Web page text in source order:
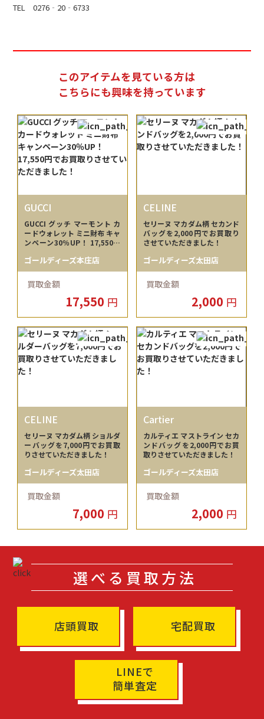
TEL 0276‐20‐6733
このアイテムを見ている方は
こちらにも興味を持っています
GUCCI
GUCCI グッチ マーモント カ
ードウォレット ミニ財布 キャ
ンペーン30％UP！ 17,550円
した！
ゴールディーズ本庄店
買取金額
17,550 円
CELINE
セリーヌ マカダム柄 セカンド
バッグを2,000円でお買取り
させていただきました！
ゴールディーズ太田店
買取金額
2,000 円
CELINE
セリーヌ マカダム柄 ショルダ
ーバッグを7,000円でお買取
りさせていただきました！
ゴールディーズ太田店
買取金額
7,000 円
Cartier
カルティエ マストライン セカ
ンドバッグを2,000円でお買
取りさせていただきました！
ゴールディーズ太田店
買取金額
2,000 円
選べる買取方法
店頭買取 宅配買取
LINEで
簡単査定